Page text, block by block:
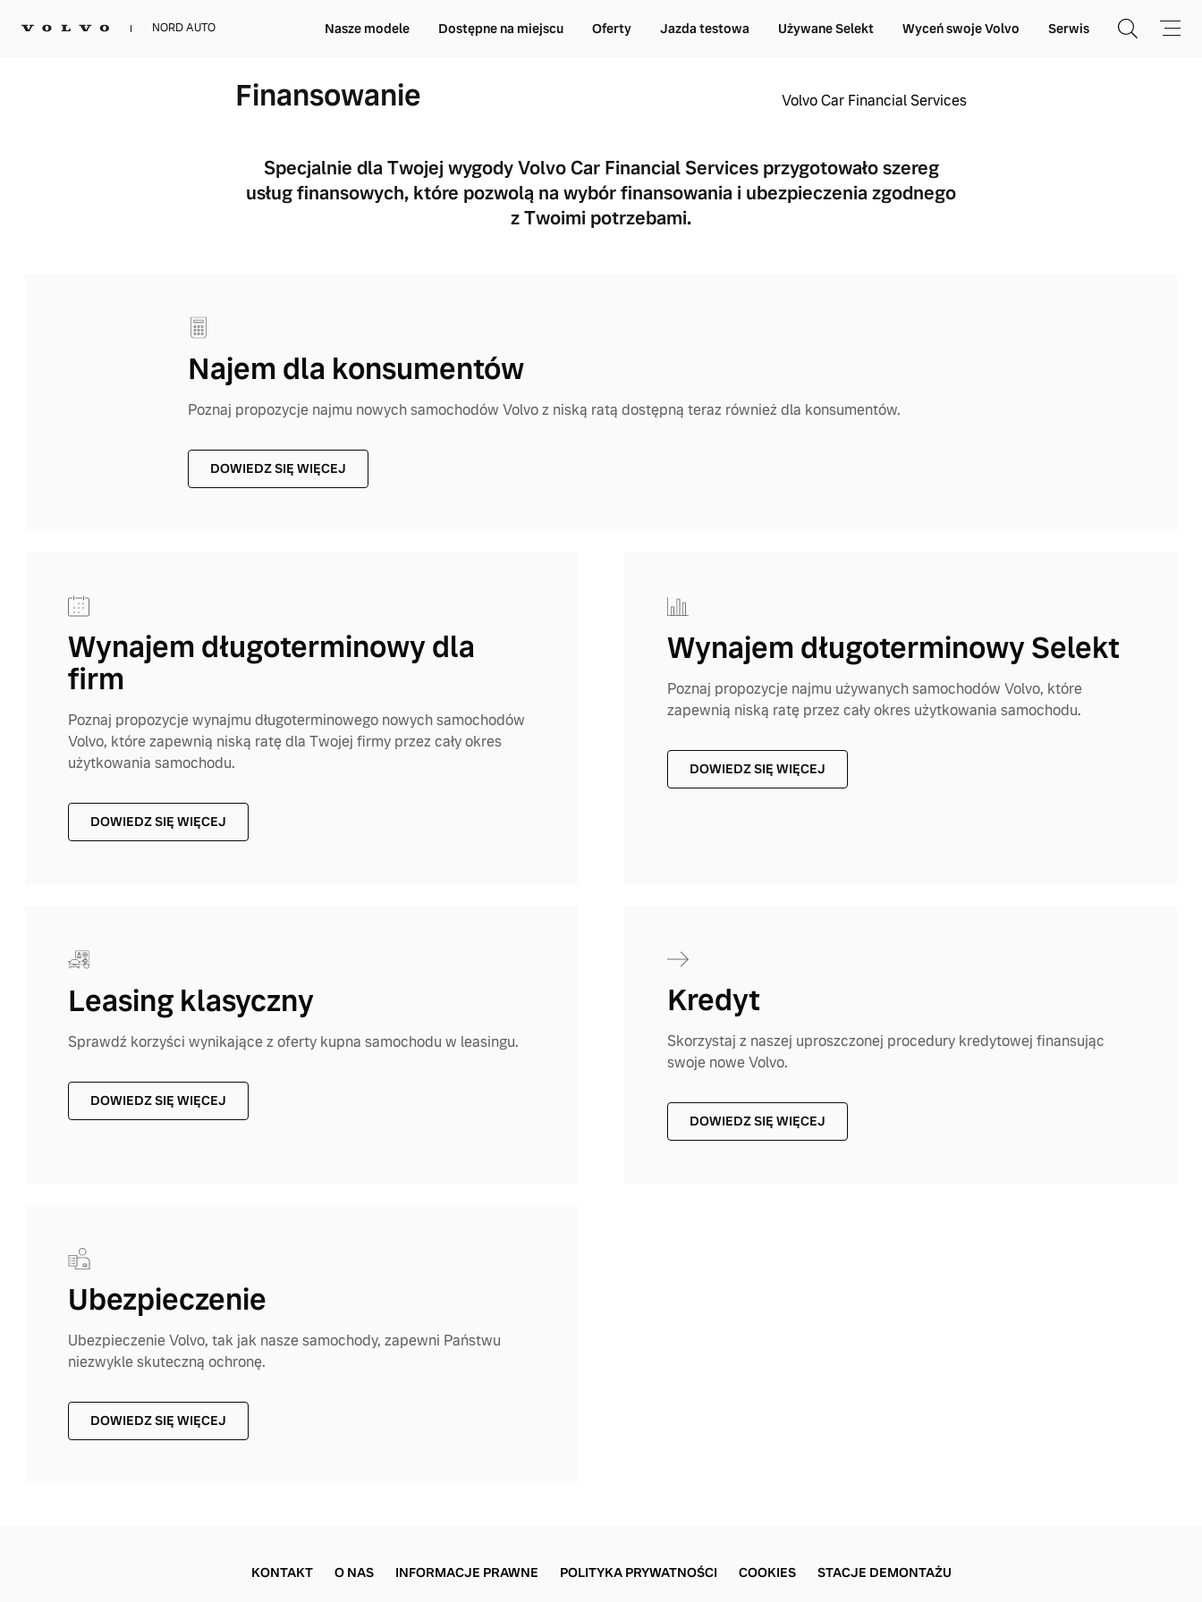
NORD AUTO Nasze modele Dostępne na miejscu Oferty Jazda testowa Używane Selekt Wyceń swoje Volvo Serwis
Finansowanie Volvo Car Financial Services
Specjalnie dla Twojej wygody Volvo Car Financial Services przygotowało szereg
usług finansowych, które pozwolą na wybór finansowania i ubezpieczenia zgodnego
z Twoimi potrzebami.
Najem dla konsumentów
Poznaj propozycje najmu nowych samochodów Volvo z niską ratą dostępną teraz również dla konsumentów.
DOWIEDZ SIĘ WIĘCEJ
Wynajem długoterminowy dla
firm
Poznaj propozycje wynajmu długoterminowego nowych samochodów
Volvo, które zapewnią niską ratę dla Twojej firmy przez cały okres
użytkowania samochodu.
DOWIEDZ SIĘ WIĘCEJ
Wynajem długoterminowy Selekt
Poznaj propozycje najmu używanych samochodów Volvo, które
zapewnią niską ratę przez cały okres użytkowania samochodu.
DOWIEDZ SIĘ WIĘCEJ
Leasing klasyczny
Sprawdź korzyści wynikające z oferty kupna samochodu w leasingu.
DOWIEDZ SIĘ WIĘCEJ
Kredyt
Skorzystaj z naszej uproszczonej procedury kredytowej finansując
swoje nowe Volvo.
DOWIEDZ SIĘ WIĘCEJ
Ubezpieczenie
Ubezpieczenie Volvo, tak jak nasze samochody, zapewni Państwu
niezwykle skuteczną ochronę.
DOWIEDZ SIĘ WIĘCEJ
KONTAKT O NAS INFORMACJE PRAWNE POLITYKA PRYWATNOŚCI COOKIES STACJE DEMONTAŻU